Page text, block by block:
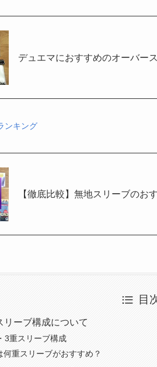
デュエマにおすすめのオーバー
ンキング
【徹底比較】無地スリーブのお
目
リーブ構成について
3重スリーブ構成
何重スリーブがおすすめ？